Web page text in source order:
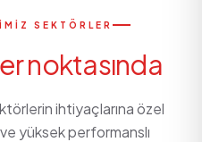
SEKTÖRLER
noktasında
ihtiyaçlarına özel
yüksek performanslı